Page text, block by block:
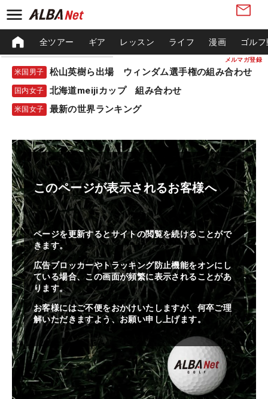
メルマガ登録
全ツアー ギア レッスン ライフ 漫画 ゴル
米国男子 松山英樹ら出場 ウィンダム選手権の組み合わせ
国内女子 北海道meijiカップ 組み合わせ
米国女子 最新の世界ランキング
このページが表示されるお客様へ
ページを更新するとサイトの閲覧を続けることがで
きます。
広告ブロッカーやトラッキング防止機能をオンにし
ている場合、この画面が頻繁に表示されることがあ
ります。
お客様にはご不便をおかけいたしますが、何卒ご理
解いただきますよう、お願い申し上げます。